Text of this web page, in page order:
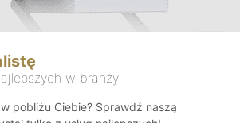
w branży
pobliżu Ciebie? Sprawdź naszą